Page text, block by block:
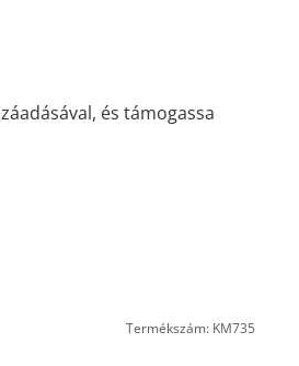
és támogassa
Termékszám: KM735